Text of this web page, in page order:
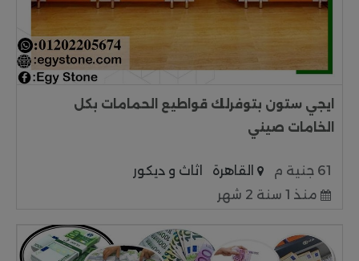
ايجي ستون بتوفرلك قواطيع الحمامات بكل
الخامات صيني
61 جنية م القاهرة
اثاث و ديكور
منذ 1 سنة 2 شهر